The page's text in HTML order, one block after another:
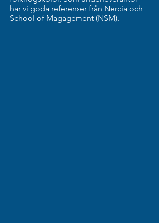
har vi goda referenser från Nercia och
School of Magagement (NSM).